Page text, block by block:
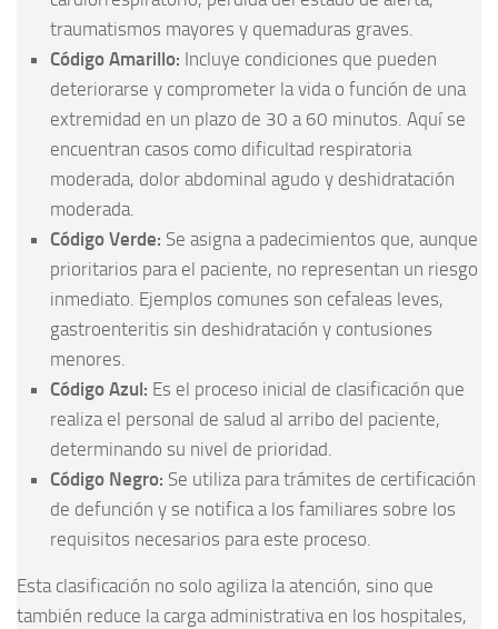
traumatismos mayores y quemaduras graves.
Código Amarillo: Incluye condiciones que pueden
deteriorarse y comprometer la vida o función de una
extremidad en un plazo de 30 a 60 minutos. Aquí se
encuentran casos como dificultad respiratoria
moderada, dolor abdominal agudo y deshidratación
moderada.
Código Verde: Se asigna a padecimientos que, aunque
prioritarios para el paciente, no representan un riesgo
inmediato. Ejemplos comunes son cefaleas leves,
gastroenteritis sin deshidratación y contusiones
menores.
Código Azul: Es el proceso inicial de clasificación que
realiza el personal de salud al arribo del paciente,
determinando su nivel de prioridad.
Código Negro: Se utiliza para trámites de certificación
de defunción y se notifica a los familiares sobre los
requisitos necesarios para este proceso.
Esta clasificación no solo agiliza la atención, sino que
también reduce la carga administrativa en los hospitales,